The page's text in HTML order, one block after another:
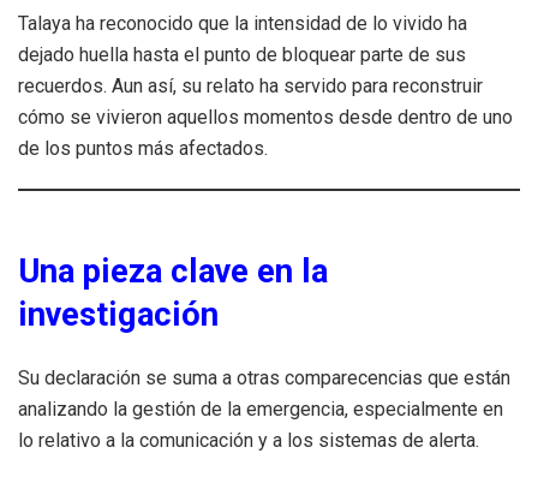
Talaya ha reconocido que la intensidad de lo vivido ha
dejado huella hasta el punto de bloquear parte de sus
recuerdos. Aun así, su relato ha servido para reconstruir
cómo se vivieron aquellos momentos desde dentro de uno
de los puntos más afectados.
Una pieza clave en la
investigación
Su declaración se suma a otras comparecencias que están
analizando la gestión de la emergencia, especialmente en
lo relativo a la comunicación y a los sistemas de alerta.